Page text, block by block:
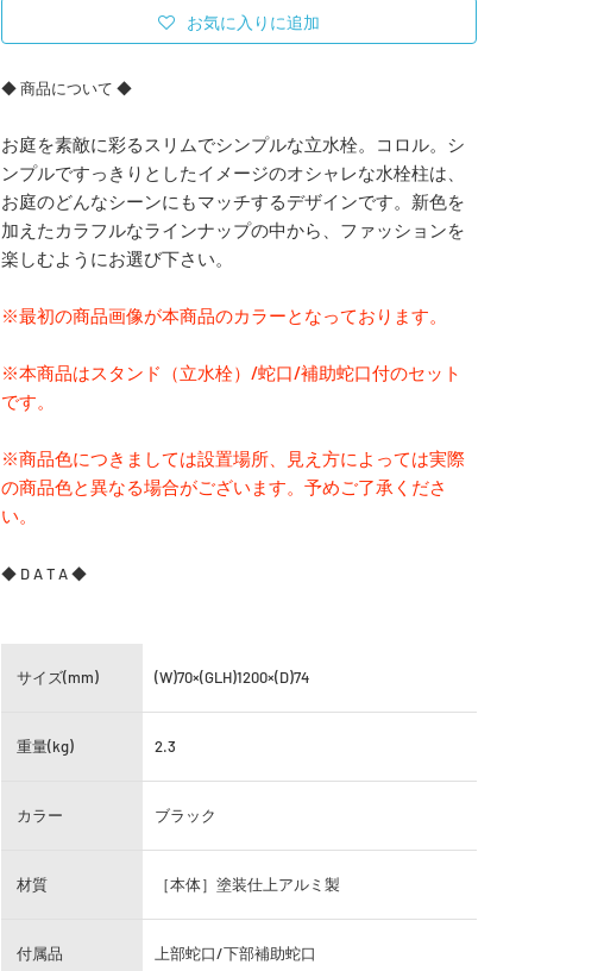
お気に入りに追加
◆ 商品について ◆
お庭を素敵に彩るスリムでシンプルな立水栓。コロル。シ
ンプルですっきりとしたイメージのオシャレな水栓柱は、
お庭のどんなシーンにもマッチするデザインです。新色を
加えたカラフルなラインナップの中から、ファッションを
楽しむようにお選び下さい。
※最初の商品画像が本商品のカラーとなっております。
※本商品はスタンド（立水栓）/蛇口/補助蛇口付のセット
です。
※商品色につきましては設置場所、見え方によっては実際
の商品色と異なる場合がございます。予めご了承くださ
い。
◆ D A T A ◆
サイズ(mm) (W)70×(GLH)1200×(D)74
重量(kg) 2.3
カラー ブラック
材質 ［本体］塗装仕上アルミ製
付属品 上部蛇口/下部補助蛇口